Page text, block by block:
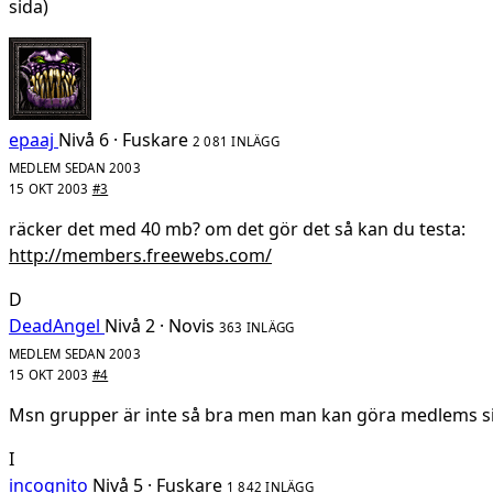
sida)
epaaj Nivå 6 · Fuskare 2 081 INLÄGG
MEDLEM SEDAN 2003
15 OKT 2003 #3
räcker det med 40 mb? om det gör det så kan du testa:
http://members.freewebs.com/
D
DeadAngel Nivå 2 · Novis 363 INLÄGG
MEDLEM SEDAN 2003
15 OKT 2003 #4
Msn grupper är inte så bra men man kan göra medlems
I
incognito Nivå 5 · Fuskare 1 842 INLÄGG